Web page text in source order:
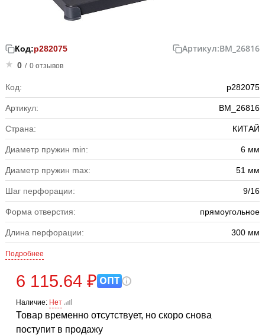
Код:р282075 Артикул:BM_26816
0 / 0 отзывов
Код: р282075
Артикул: BM_26816
Страна: КИТАЙ
Диаметр пружин min: 6 мм
Диаметр пружин max: 51 мм
Шаг перфорации: 9/16
Форма отверстия: прямоугольное
Длина перфорации: 300 мм
Подробнее
6 115.64 ₽ ОПТ
Наличие: Нет
Товар временно отсутствует, но скоро снова
поступит в продажу